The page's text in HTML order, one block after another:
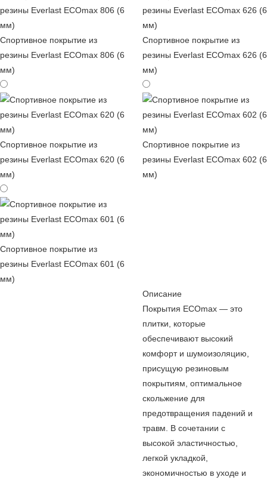
Спортивное покрытие из
резины Everlast ECOmax 806 (6
мм)
Спортивное покрытие из
резины Everlast ECOmax 626 (6
мм)
Спортивное покрытие из
резины Everlast ECOmax 620 (6
мм)
Спортивное покрытие из
резины Everlast ECOmax 602 (6
мм)
Спортивное покрытие из
резины Everlast ECOmax 601 (6
мм)
Описание
Покрытия ECOmax — это
плитки, которые
обеспечивают высокий
комфорт и шумоизоляцию,
присущую резиновым
покрытиям, оптимальное
скольжение для
предотвращения падений и
травм. В сочетании с
высокой эластичностью,
легкой укладкой,
экономичностью в уходе и